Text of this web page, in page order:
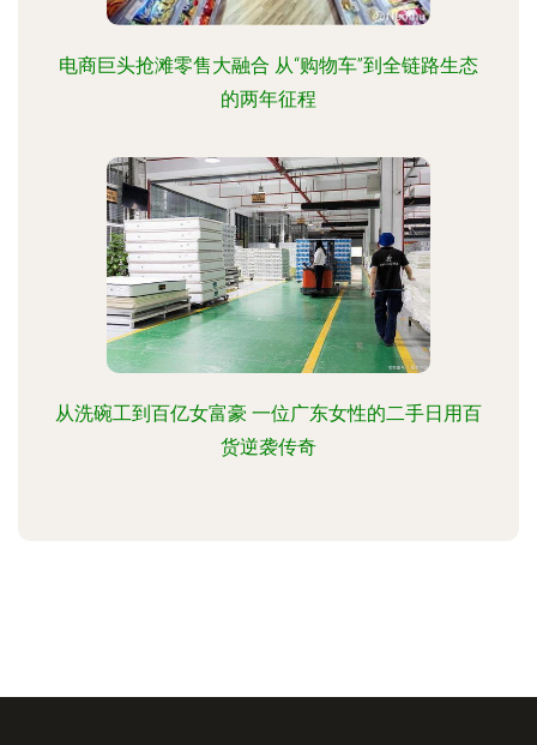
电商巨头抢滩零售大融合 从“购物车”到全链路生态
的两年征程
从洗碗工到百亿女富豪 一位广东女性的二手日用百
货逆袭传奇